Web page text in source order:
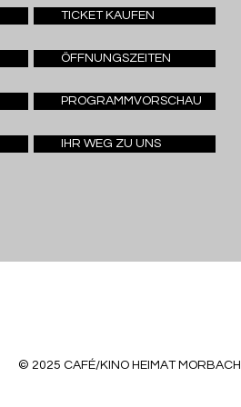
TICKET KAUFEN
ÖFFNUNGSZEITEN
PROGRAMMVORSCHAU
IHR WEG ZU UNS
© 2025 CAFÉ/KINO HEIMAT MORBACH